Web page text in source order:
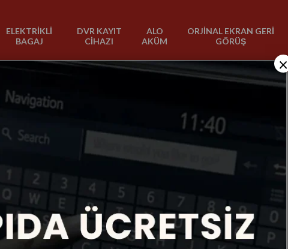
ELEKTRİKLİ
BAGAJ
DVR KAYIT
CİHAZI
ALO
AKÜM
ORJİNAL EKRAN GERİ
GÖRÜŞ
×